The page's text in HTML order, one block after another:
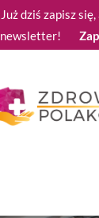
Już dziś zapisz
newsletter!